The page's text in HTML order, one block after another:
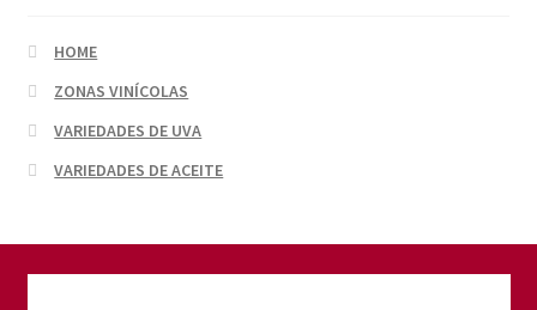
HOME
ZONAS VINÍCOLAS
VARIEDADES DE UVA
VARIEDADES DE ACEITE